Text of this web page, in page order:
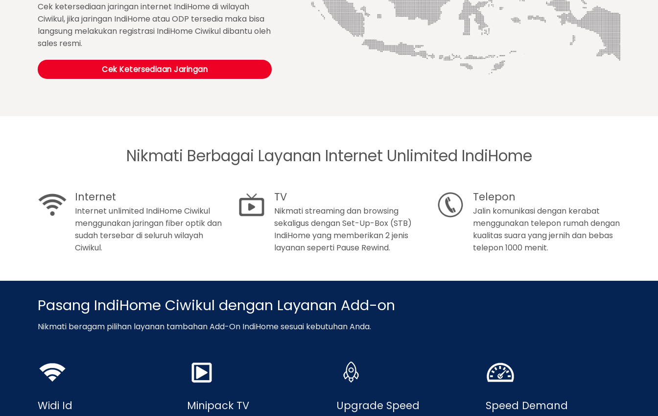
Cek ketersediaan jaringan internet IndiHome di wilayah
Ciwikul, jika jaringan IndiHome atau ODP tersedia maka bisa
langsung melakukan registrasi IndiHome Ciwikul dibantu oleh
sales resmi.
Cek Ketersediaan Jaringan
Nikmati Berbagai Layanan Internet Unlimited IndiHome
Internet
Internet unlimited IndiHome Ciwikul
menggunakan jaringan fiber optik dan
sudah tersebar di seluruh wilayah
Ciwikul.
TV
Nikmati streaming dan browsing
sekaligus dengan Set-Up-Box (STB)
IndiHome yang memberikan 2 jenis
layanan seperti Pause Rewind.
Telepon
Jalin komunikasi dengan kerabat
menggunakan telepon rumah dengan
kualitas suara yang jernih dan bebas
telepon 1000 menit.
Pasang IndiHome Ciwikul dengan Layanan Add-on
Nikmati beragam pilihan layanan tambahan Add-On IndiHome sesuai kebutuhan Anda.
Widi Id Minipack TV Upgrade Speed Speed Demand